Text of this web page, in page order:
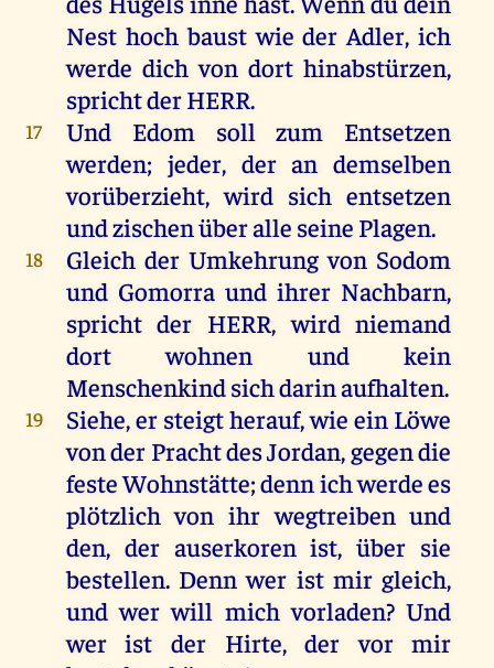
Nest hoch baust wie der Adler,ich
werde dich von dort hinabstürzen,
sprichtderHERR.
17 Und Edom soll zum
Entsetzen
werden; jeder, der an demselben
vorüberzieht,wird sich entsetzen
undzischenüberalle seine Plagen.
18 Gleich derUmkehrungvon Sodom
und Gomorra und ihrer Nachbarn,
spricht der HERR,wird niemand
dort
wohnen und
kein
Menschenkindsichdarinaufhalten.
19 Siehe,ersteigtherauf,wie ein Löwe
vonder PrachtdesJordan,gegendie
festeWohnstätte;dennichwerdees
plötzlich von ihr wegtreiben und
den, der auserkoren ist,über sie
bestellen. Denn wer ist mir gleich,
und wer will michvorladen?Und
wer ist der Hirte,der vor mir